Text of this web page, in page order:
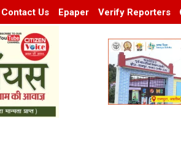
Contact Us Epaper Verify Reporters